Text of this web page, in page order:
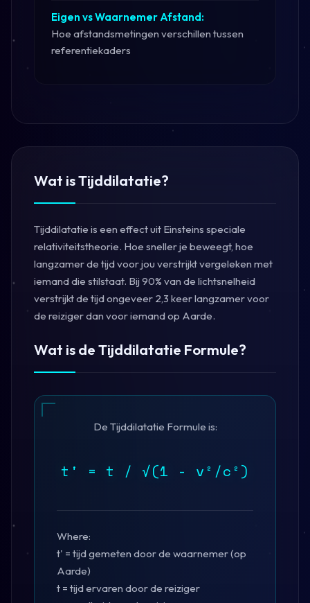
Eigen vs Waarnemer Afstand:
Hoe afstandsmetingen verschillen tussen
referentiekaders
Wat is Tijddilatatie?
Tijddilatatie is een effect uit Einsteins speciale
relativiteitstheorie. Hoe sneller je beweegt, hoe
langzamer de tijd voor jou verstrijkt vergeleken met
iemand die stilstaat. Bij 90% van de lichtsnelheid
verstrijkt de tijd ongeveer 2,3 keer langzamer voor
de reiziger dan voor iemand op Aarde.
Wat is de Tijddilatatie Formule?
De Tijddilatatie Formule is:
t' = t / √(1 - v²/c²)
Where:
t' = tijd gemeten door de waarnemer (op
Aarde)
t = tijd ervaren door de reiziger